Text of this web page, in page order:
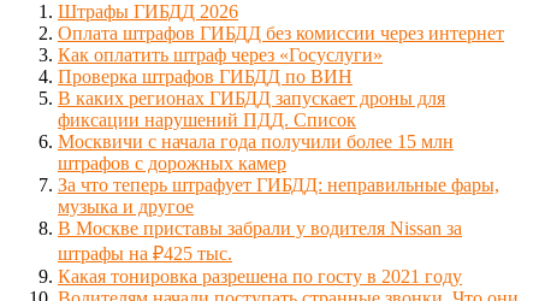
Штрафы ГИБДД 2026
Оплата штрафов ГИБДД без комиссии через интернет
Как оплатить штраф через «Госуслуги»
Проверка штрафов ГИБДД по ВИН
В каких регионах ГИБДД запускает дроны для
фиксации нарушений ПДД. Список
Москвичи с начала года получили более 15 млн
штрафов с дорожных камер
За что теперь штрафует ГИБДД: неправильные фары,
музыка и другое
В Москве приставы забрали у водителя Nissan за
штрафы на ₽425 тыс.
Какая тонировка разрешена по госту в 2021 году